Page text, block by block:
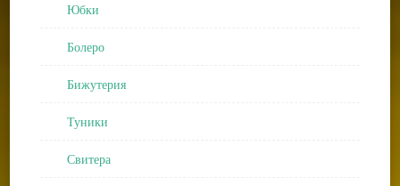
Юбки
Болеро
Бижутерия
Туники
Свитера